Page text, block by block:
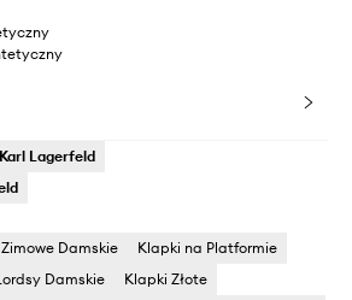
Lagerfeld
Damskie
Klapki na Platformie
Damskie
Klapki Złote